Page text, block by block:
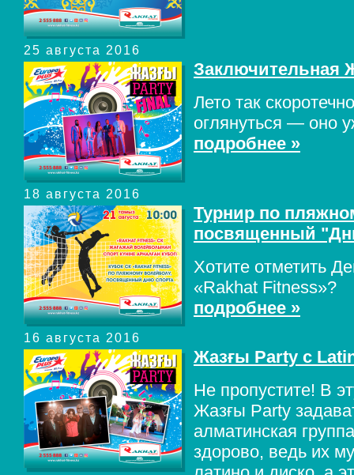
25 августа 2016
Заключительная
Лето так
оглянуться — оно
подробнее »
18 августа 2016
Турнир по
посвященный
Хотите отметить
«Rakhat Fitness»?
подробнее »
16 августа 2016
Жазғы Party с
Не пропустите! В
Жазғы Party
алматинская
здорово, ведь их